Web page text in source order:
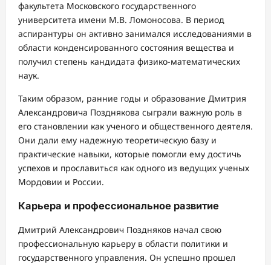
факультета Московского государственного
университета имени М.В. Ломоносова. В период
аспирантуры он активно занимался исследованиями в
области конденсированного состояния вещества и
получил степень кандидата физико-математических
наук.
Таким образом, ранние годы и образование Дмитрия
Александровича Позднякова сыграли важную роль в
его становлении как ученого и общественного деятеля.
Они дали ему надежную теоретическую базу и
практические навыки, которые помогли ему достичь
успехов и прославиться как одного из ведущих ученых
Мордовии и России.
Карьера и профессиональное развитие
Дмитрий Александрович Поздняков начал свою
профессиональную карьеру в области политики и
государственного управления. Он успешно прошел